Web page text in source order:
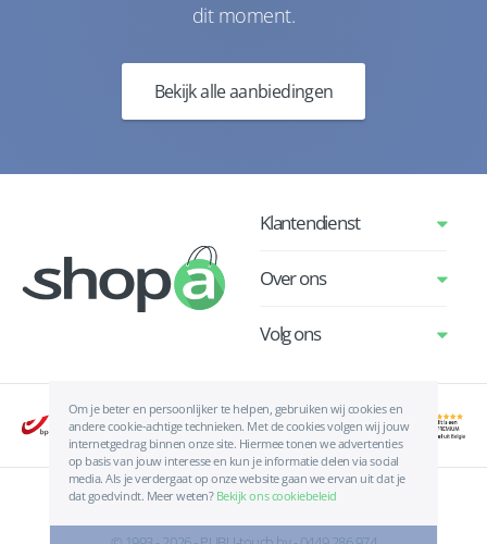
dit moment.
Bekijk alle aanbiedingen
Om je beter en persoonlijker te helpen, gebruiken wij cookies en
andere cookie-achtige technieken. Met de cookies volgen wij jouw
internetgedrag binnen onze site. Hiermee tonen we advertenties
op basis van jouw interesse en kun je informatie delen via social
media. Als je verdergaat op onze website gaan we ervan uit dat je
dat goedvindt. Meer weten? Bekijk ons cookiebeleid
Klantendienst
Over ons
Volg ons
Algemene voorwaarden | Privacyverklaring